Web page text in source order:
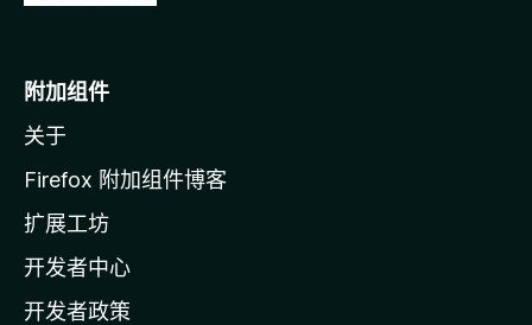
o
i
l
a
主
页
附加组件
关于
Firefox 附加组件博客
扩展工坊
开发者中心
开发者政策